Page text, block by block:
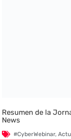
Resumen de la
News
#CyberWebinar,